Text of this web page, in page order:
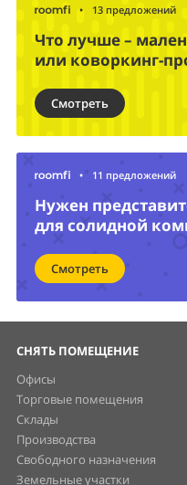
• 13 предложений
Что лучше –
или коворкинг-
Смотреть
• 11 предложений
Нужен
для солидной
Смотреть
СНЯТЬ ПОМЕЩЕНИЕ
Офисы
Торговые помещения
Склады
Производства
Свободного назначения
Земельные участки